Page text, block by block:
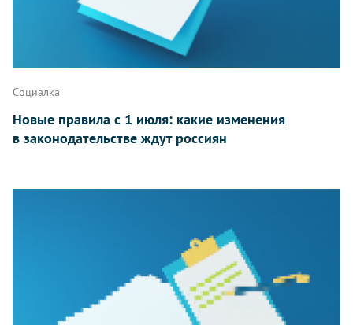
Социалка
Новые правила с 1 июля: какие изменения
в законодательстве ждут россиян